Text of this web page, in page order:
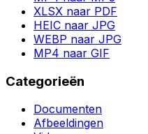
XLSX naar PDF
HEIC naar JPG
WEBP naar JPG
MP4 naar GIF
Categorieën
Documenten
Afbeeldingen